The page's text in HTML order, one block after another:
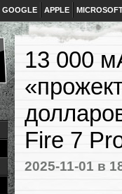
GOOGLE APPLE
13 000
Fire 7
2025-11-01 в